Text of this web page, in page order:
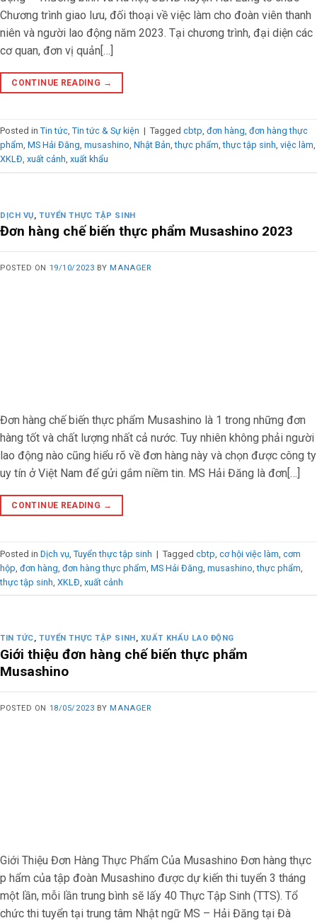
Chương trình giao lưu, đối thoại về việc làm cho đoàn viên thanh
niên và người lao động năm 2023. Tại chương trình, đại diện các
cơ quan, đơn vị quản[…]
CONTINUE READING →
Posted in Tin tức, Tin tức & Sự kiện | Tagged cbtp, đơn hàng, đơn hàng thực
phẩm, MS Hải Đăng, musashino, Nhật Bản,thực phẩm,thực tập sinh, việc làm,
XKLĐ, xuất cảnh, xuất khẩu
DỊCH VỤ,TUYỂN THỰC TẬP SINH
Đơn hàng chế biến thực phẩm Musashino 2023
POSTED ON 19/10/2023 BY MANAGER
Đơn hàng chế biến thực phẩm Musashino là 1 trong những đơn
hàng tốt và chất lượng nhất cả nước. Tuy nhiên không phải người
lao động nào cũng hiểu rõ về đơn hàng này và chọn được công ty
uy tín ở Việt Nam để gửi gắm niềm tin. MS Hải Đăng là đơn[…]
CONTINUE READING →
Posted in Dịch vụ Tuyển thực tập sinh | Tagged cbtp cơ hội việc làm cơm
hộp đơn hàng đơn hàng thực phẩm MS Hải Đăng musashino ,thực phẩm
thực tập sinh XKLĐ xuất cảnh
TIN TỨC,TUYỂN THỰC TẬP SINH , XUẤT KHẨU LAO ĐỘNG
Giới thiệu đơn hàng chế biến thực phẩm
Musashino
POSTED ON 18/05/2023 BY MANAGER
Giới Thiệu Đơn Hàng Thực Phẩm Của Musashino Đơn hàng thực
p hẩm của tập đoàn Musashino được dự kiến thi tuyển 3 tháng
một lần, mỗi lần trung bình sẽ lấy 40 Thực Tập Sinh (TTS). Tổ
chức thi tuyển tại trung tâm Nhật ngữ MS – Hải Đăng tại Đà